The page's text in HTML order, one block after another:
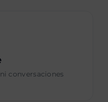
conversaciones